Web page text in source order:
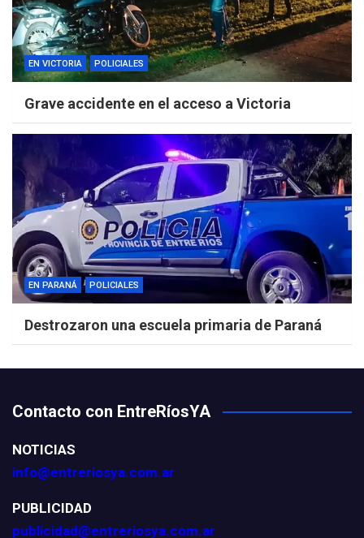
EN VICTORIA POLICIALES
Grave accidente en el acceso a Victoria
EN PARANÁ POLICIALES
Destrozaron una escuela primaria de Paraná
Contacto con EntreRíosYA
NOTICIAS
info@entreriosya.com.ar
PUBLICIDAD
publicidad@entreriosya.com.ar